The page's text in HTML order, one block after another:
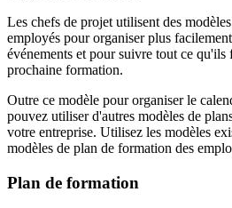
Les chefs de projet utilisent des
employés pour organiser plus
événements et pour suivre tout ce
prochaine formation.
Outre ce modèle pour organiser le
pouvez utiliser d'autres modèles de
votre entreprise. Utilisez les modèles
modèles de plan de formation des
Plan de formation